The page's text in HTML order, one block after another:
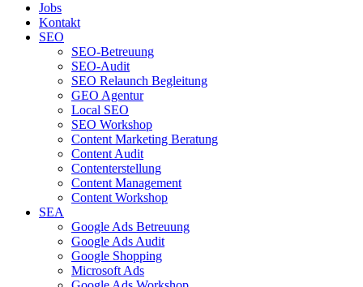
Jobs
Kontakt
SEO
SEO-Betreuung
SEO-Audit
SEO Relaunch Begleitung
GEO Agentur
Local SEO
SEO Workshop
Content Marketing Beratung
Content Audit
Contenterstellung
Content Management
Content Workshop
SEA
Google Ads Betreuung
Google Ads Audit
Google Shopping
Microsoft Ads